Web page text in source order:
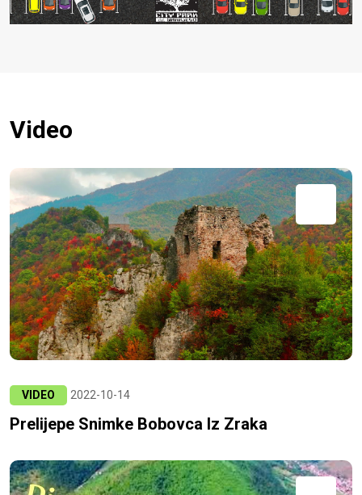
Video
VIDEO 2022-10-14
Prelijepe Snimke Bobovca Iz Zraka